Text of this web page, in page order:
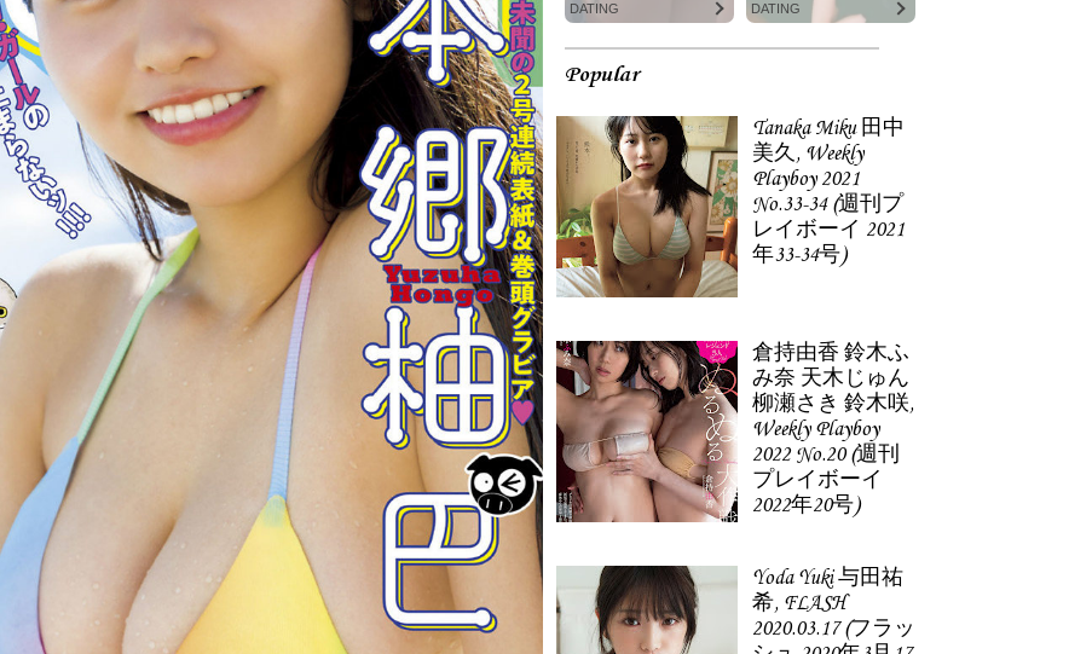
DATING DATING
Popular
Tanaka Miku 田中
美久, Weekly
Playboy 2021
No.33-34 (週刊プ
レイボーイ 2021
年33-34号)
倉持由香 鈴木ふ
み奈 天木じゅん
柳瀬さき 鈴木咲,
Weekly Playboy
2022 No.20 (週刊
プレイボーイ
2022年20号)
Yoda Yuki 与田祐
希, FLASH
2020.03.17 (フラッ